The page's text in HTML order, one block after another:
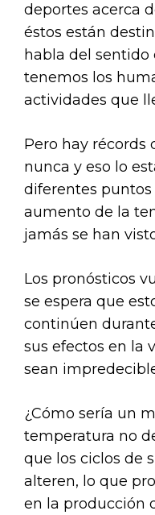
deportes acerca
éstos están
habla del
tenemos los
actividades que
Pero hay récords
nunca y eso lo
diferentes puntos
aumento de la
jamás se han
Los pronósticos
se espera que
continúen
sus efectos en la
sean
¿Cómo sería un
temperatura no
que los ciclos de
alteren, lo que
en la producción